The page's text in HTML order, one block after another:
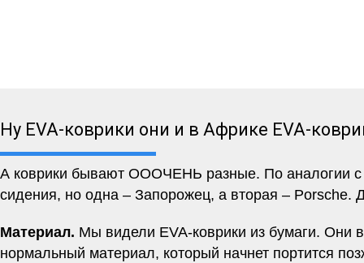
Ну EVA-коврики они и в Африке EVA-
А коврики бывают ОООЧЕНЬ разные. По аналогии с
сидения, но одна – Запорожец, а вторая – Porsche.
Материал. Мы видели EVA-коврики из бумаги. Они
нормальный материал, который начнет портится